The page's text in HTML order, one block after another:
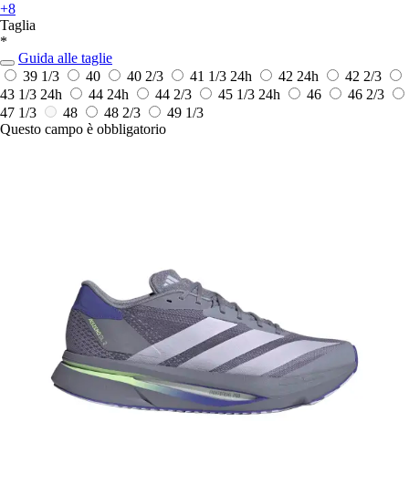
+8
Taglia
*
Guida alle taglie
39 1/3
40 40 2/3 41 1/3 24h 42 24h
42 2/3
43 1/3 24h 44 24h 44 2/3 45 1/3 24h 46
46 2/3
47 1/3
48 48 2/3
49 1/3
Questo campo è obbligatorio